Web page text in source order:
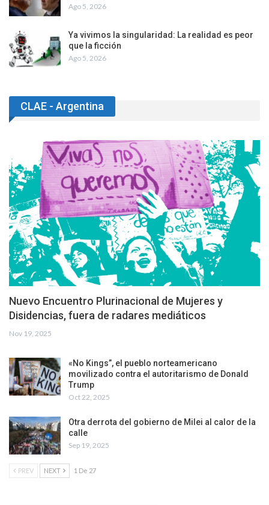
Ago 5, 2026
Ya vivimos la singularidad: La realidad es peor
que la ficción
Ago 5, 2026
CLAE - Argentina
Nuevo Encuentro Plurinacional de Mujeres y
Disidencias, fuera de radares mediáticos
Nov 19, 2025
«No Kings”, el pueblo norteamericano
movilizado contra el autoritarismo de Donald
Trump
Oct 22, 2025
Otra derrota del gobierno de Milei al calor de la
calle
Sep 19, 2025
PREV NEXT 1 De 27